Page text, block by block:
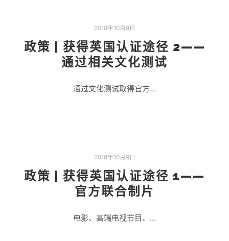
2018年10月9日
政策 | 获得英国认证途径 2——
通过相关文化测试
通过文化测试取得官方…
2018年10月9日
政策 | 获得英国认证途径 1——
官方联合制片
电影、高端电视节目、…